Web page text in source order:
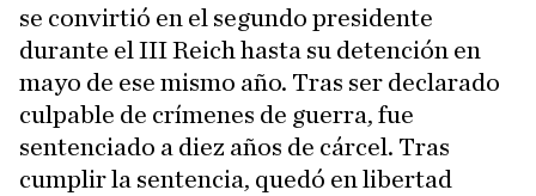
se convirtió en el segundo presidente
durante el III Reich hasta su detención en
mayo de ese mismo año. Tras ser declarado
culpable de crímenes de guerra, fue
sentenciado a diez años de cárcel. Tras
cumplir la sentencia, quedó en libertad